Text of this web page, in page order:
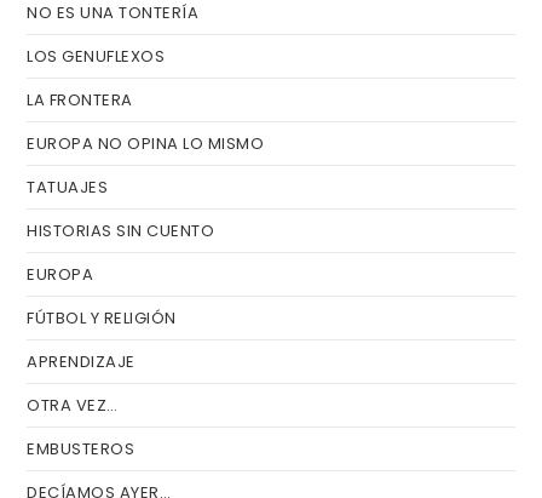
NO ES UNA TONTERÍA
LOS GENUFLEXOS
LA FRONTERA
EUROPA NO OPINA LO MISMO
TATUAJES
HISTORIAS SIN CUENTO
EUROPA
FÚTBOL Y RELIGIÓN
APRENDIZAJE
OTRA VEZ…
EMBUSTEROS
DECÍAMOS AYER…